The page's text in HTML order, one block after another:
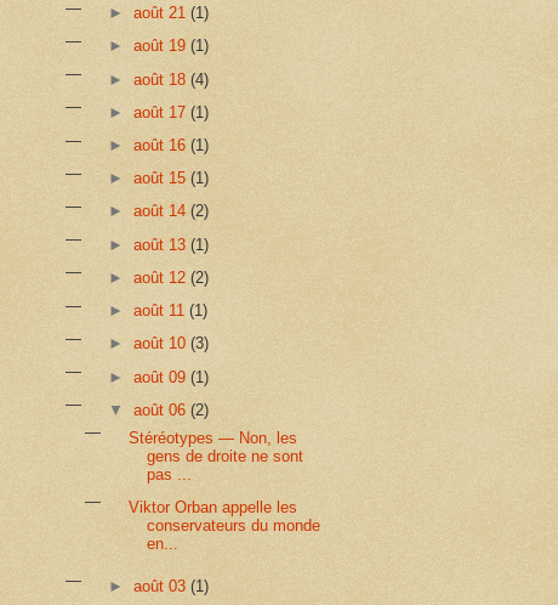
► août 21 (1)
► août 19 (1)
► août 18 (4)
► août 17 (1)
► août 16 (1)
► août 15 (1)
► août 14 (2)
► août 13 (1)
► août 12 (2)
► août 11 (1)
► août 10 (3)
► août 09 (1)
▼ août 06 (2)
Stéréotypes — Non, les
gens de droite ne sont
pas ...
Viktor Orban appelle les
conservateurs du monde
en...
► août 03 (1)